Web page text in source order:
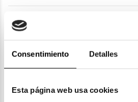
Consentimiento Detalles
Esta página web usa cookies
Devoluciones
Garantías